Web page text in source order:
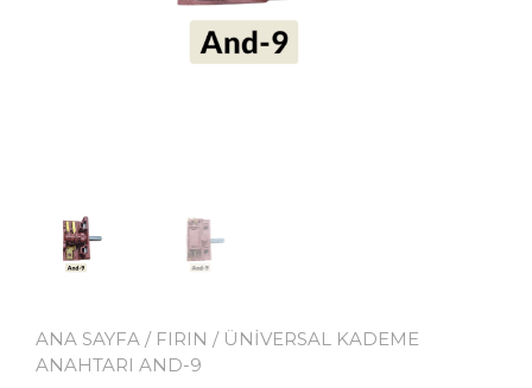
ANA SAYFA / FIRIN / ÜNIVERSAL KADEME
ANAHTARI AND-9